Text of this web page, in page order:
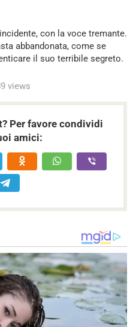
con la voce tremante.
abbandonata, come se
il suo terribile segreto.
views
Per favore condividi
amici: